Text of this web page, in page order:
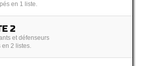
en 1 liste.
2
et défenseurs
en 2 listes.